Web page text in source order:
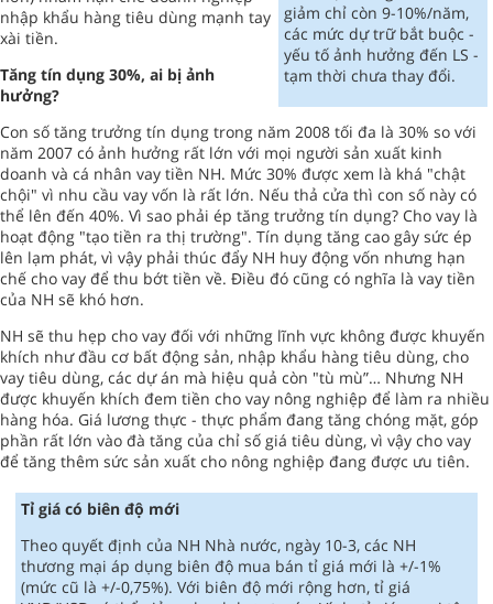
giảm chỉ còn 9-10%/năm,
các mức dự trữ bắt buộc -
yếu tố ảnh hưởng đến LS -
tạm thời chưa thay đổi.
nhập khẩu hàng tiêu dùng mạnh tay
xài tiền.
Tăng tín dụng 30%, ai bị ảnh
hưởng?
Con số tăng trưởng tín dụng trong năm 2008 tối đa là 30% so với
năm 2007 có ảnh hưởng rất lớn với mọi người sản xuất kinh
doanh và cá nhân vay tiền NH. Mức 30% được xem là khá "chật
chội" vì nhu cầu vay vốn là rất lớn. Nếu thả cửa thì con số này có
thể lên đến 40%. Vì sao phải ép tăng trưởng tín dụng? Cho vay là
hoạt động "tạo tiền ra thị trường". Tín dụng tăng cao gây sức ép
lên lạm phát, vì vậy phải thúc đẩy NH huy động vốn nhưng hạn
chế cho vay để thu bớt tiền về. Điều đó cũng có nghĩa là vay tiền
của NH sẽ khó hơn.
NH sẽ thu hẹp cho vay đối với những lĩnh vực không được khuyến
khích như đầu cơ bất động sản, nhập khẩu hàng tiêu dùng, cho
vay tiêu dùng, các dự án mà hiệu quả còn "tù mù”… Nhưng NH
được khuyến khích đem tiền cho vay nông nghiệp để làm ra nhiều
hàng hóa. Giá lương thực - thực phẩm đang tăng chóng mặt, góp
phần rất lớn vào đà tăng của chỉ số giá tiêu dùng, vì vậy cho vay
để tăng thêm sức sản xuất cho nông nghiệp đang được ưu tiên.
Tỉ giá có biên độ mới
Theo quyết định của NH Nhà nước, ngày 10-3, các NH
thương mại áp dụng biên độ mua bán tỉ giá mới là +/-1%
(mức cũ là +/-0,75%). Với biên độ mới rộng hơn, tỉ giá